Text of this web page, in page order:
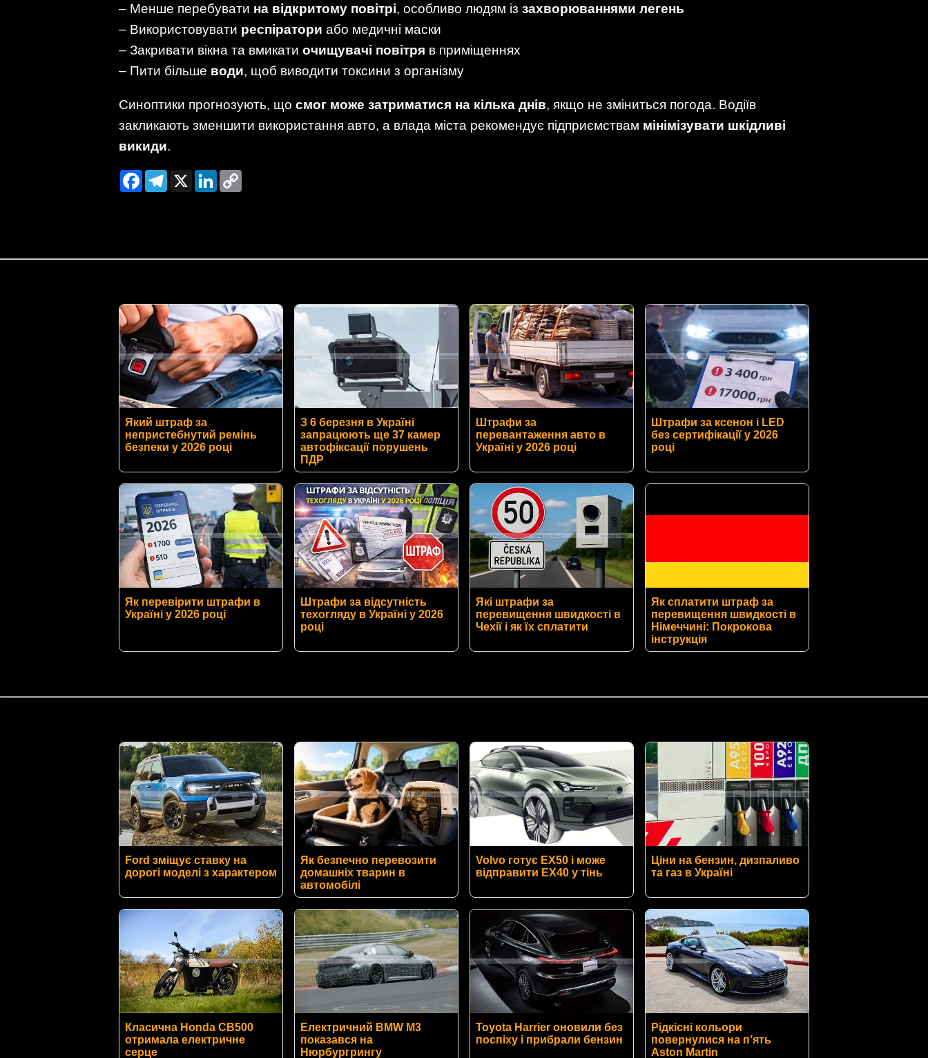
– Менше перебувати на відкритому повітрі, особливо людям із захворюваннями легень
– Використовувати респіратори або медичні маски
– Закривати вікна та вмикати очищувачі повітря в приміщеннях
– Пити більше води, щоб виводити токсини з організму
Синоптики прогнозують, що смог може затриматися на кілька днів, якщо не зміниться погода. Водіїв
закликають зменшити використання авто, а влада міста рекомендує підприємствам мінімізувати шкідливі
викиди.
FacebookTelegram
X LinkedIn
Який штраф за
непристебнутий ремінь
безпеки у 2026 році
З 6 березня в Україні
запрацюють ще 37 камер
автофіксації порушень
ПДР
Штрафи за
перевантаження авто в
Україні у 2026 році
Штрафи за ксенон і LED
без сертифікації у 2026
році
Як перевірити штрафи в
Україні у 2026 році
Штрафи за відсутність
техогляду в Україні у 2026
році
Які штрафи за
перевищення швидкості в
Чехії і як їх сплатити
Як сплатити штраф за
перевищення швидкості в
Німеччині: Покрокова
інструкція
Ford зміщує ставку на
дорогі моделі з характером
Як безпечно перевозити
домашніх тварин в
автомобілі
Volvo готує EX50 і може
відправити EX40 у тінь
Ціни на бензин, дизпаливо
та газ в Україні
Класична Honda CB500
отримала електричне
серце
Електричний BMW M3
показався на
Нюрбургрингу
Toyota Harrier оновили без
поспіху і прибрали бензин
Рідкісні кольори
повернулися на п’ять
Aston Martin